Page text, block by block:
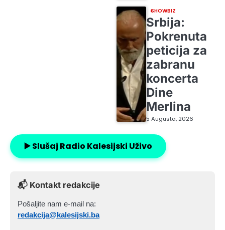
SHOWBIZ
Srbija:
Pokrenuta
peticija za
zabranu
koncerta
Dine
Merlina
5 Augusta, 2026
▶️ Slušaj Radio Kalesijski Uživo
📬 Kontakt redakcije
Pošaljite nam e-mail na:
redakcija@kalesijski.ba